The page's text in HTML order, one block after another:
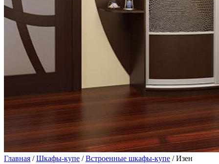
Главная /Шкафы-купе /Встроенные шкафы-купе / Изен